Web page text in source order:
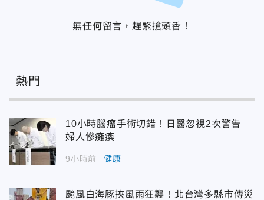
無任何留言，趕緊搶頭香！
熱門
10小時腦瘤手術切錯！日醫忽視2次警告
婦人慘癱瘓
9小時前 健康
颱風白海豚挾風雨狂襲！北台灣多縣市傳災